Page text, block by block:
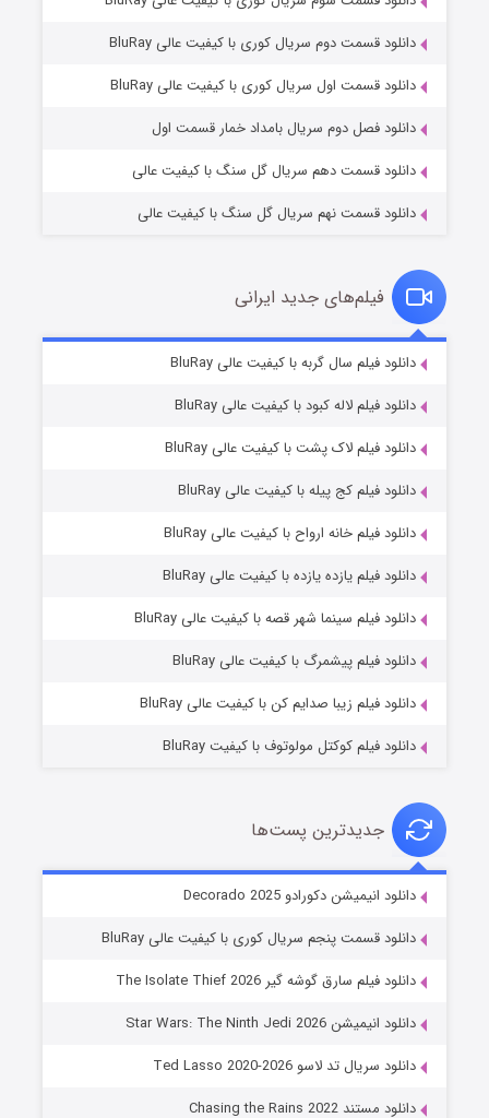
مردگان متحرک: شهر مرده ۳
قسمت۲ (زیرنویس) منتشر شد
قسمت۷ (زیرنویس) منتشر شد
خاندان اژدها فصل ۳
دانلود قسمت دوم سریال کوری با کیفیت عالی BluRay
دانلود قسمت اول سریال کوری با کیفیت عالی BluRay
دانلود فصل دوم سریال بامداد خمار قسمت اول
دانلود قسمت دهم سریال گل سنگ با کیفیت عالی
دانلود قسمت نهم سریال گل سنگ با کیفیت عالی
فیلم‌های جدید ایرانی
دانلود فیلم سال گربه با کیفیت عالی BluRay
دانلود فیلم لاله کبود با کیفیت عالی BluRay
دانلود فیلم لاک پشت با کیفیت عالی BluRay
دانلود فیلم کج‌ پیله با کیفیت عالی BluRay
دانلود فیلم خانه ارواح با کیفیت عالی BluRay
دانلود فیلم یازده یازده با کیفیت عالی BluRay
دانلود فیلم سینما شهر قصه با کیفیت عالی BluRay
دانلود فیلم پیشمرگ با کیفیت عالی BluRay
دانلود فیلم زیبا صدایم کن با کیفیت عالی BluRay
دانلود فیلم کوکتل مولوتوف با کیفیت BluRay
جدیدترین پست‌ها
دانلود انیمیشن دکورادو Decorado 2025
دانلود قسمت پنجم سریال کوری با کیفیت عالی BluRay
دانلود فیلم سارق گوشه گیر The Isolate Thief 2026
دانلود انیمیشن Star Wars: The Ninth Jedi 2026
دانلود سریال تد لاسو Ted Lasso 2020-2026
دانلود مستند Chasing the Rains 2022